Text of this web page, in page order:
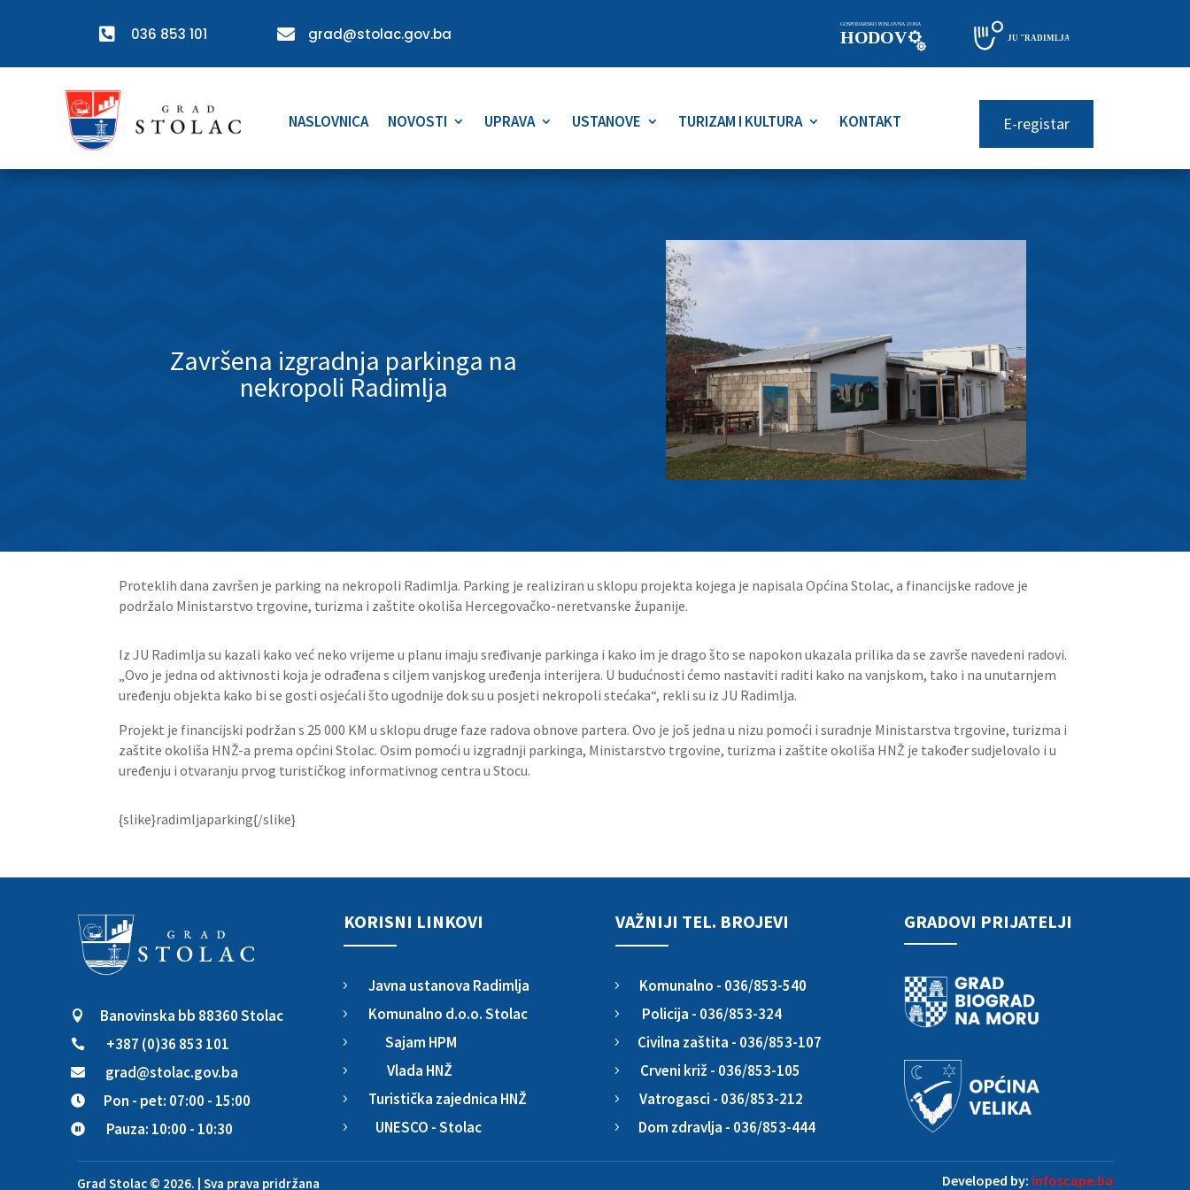
 036 853 101  grad@stolac.gov.ba
NASLOVNICA NOVOSTI UPRAVA USTANOVE TURIZAM I KULTURA KONTAKT E-registar
Završena izgradnja parkinga na
nekropoli Radimlja
Proteklih dana završen je parking na nekropoli Radimlja. Parking je realiziran u sklopu projekta kojega je napisala Općina Stolac, a financijske radove je
podržalo Ministarstvo trgovine, turizma i zaštite okoliša Hercegovačko-neretvanske županije.
Iz JU Radimlja su kazali kako već neko vrijeme u planu imaju sređivanje parkinga i kako im je drago što se napokon ukazala prilika da se završe navedeni radovi.
„Ovo je jedna od aktivnosti koja je odrađena s ciljem vanjskog uređenja interijera. U budućnosti ćemo nastaviti raditi kako na vanjskom, tako i na unutarnjem
uređenju objekta kako bi se gosti osjećali što ugodnije dok su u posjeti nekropoli stećaka“, rekli su iz JU Radimlja.
Projekt je financijski podržan s 25 000 KM u sklopu druge faze radova obnove partera. Ovo je još jedna u nizu pomoći i suradnje Ministarstva trgovine, turizma i
zaštite okoliša HNŽ-a prema općini Stolac. Osim pomoći u izgradnji parkinga, Ministarstvo trgovine, turizma i zaštite okoliša HNŽ je također sudjelovalo i u
uređenju i otvaranju prvog turističkog informativnog centra u Stocu.
{slike}radimljaparking{/slike}
 Banovinska bb 88360 Stolac
 +387 (0)36 853 101
 grad@stolac.gov.ba
 Pon - pet: 07:00 - 15:00
 Pauza: 10:00 - 10:30
KORISNI LINKOVI
5 Javna ustanova Radimlja
5 Komunalno d.o.o. Stolac
5 Sajam HPM
5 Vlada HNŽ
5 Turistička zajednica HNŽ
5 UNESCO - Stolac
VAŽNIJI TEL. BROJEVI
5 Komunalno - 036/853-540
5 Policija - 036/853-324
5 Civilna zaštita - 036/853-107
5 Crveni križ - 036/853-105
5 Vatrogasci - 036/853-212
5 Dom zdravlja - 036/853-444
GRADOVI PRIJATELJI
Grad Stolac © 2026. | Sva prava pridržana Developed by: infoscape.ba